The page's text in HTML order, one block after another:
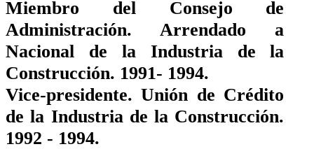
Miembro del Consejo de
Administración. Arrendado a
Nacional de la Industria de la
Construcción. 1991- 1994.
Vice-presidente. Unión de Crédito
de la Industria de la Construcción.
1992 - 1994.